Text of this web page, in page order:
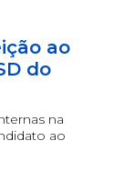
ao
do
na
ao